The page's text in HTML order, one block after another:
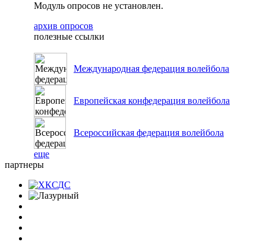
Модуль опросов не установлен.
архив опросов
полезные ссылки
Международная федерация волейбола
Европейская конфедерация волейбола
Всероссийская федерация волейбола
еще
партнеры